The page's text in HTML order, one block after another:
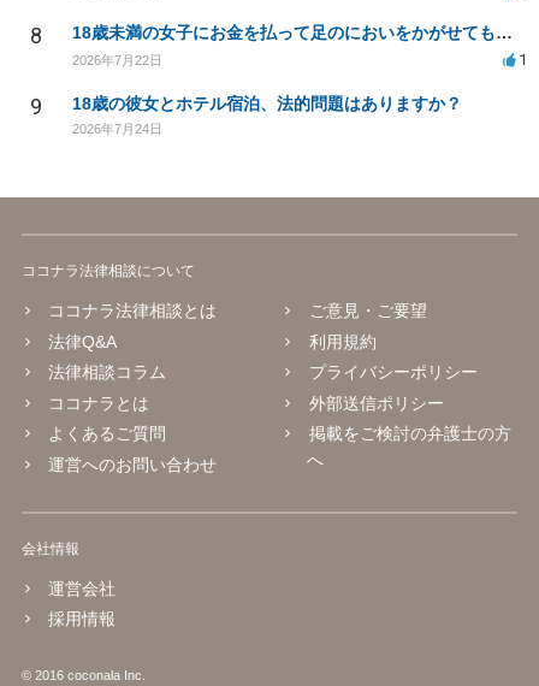
8 18歳未満の女子にお金を払って足のにおいをかがせてもらう等の行為は違法ですか
2026年7月22日 1
9 18歳の彼女とホテル宿泊、法的問題はありますか？
2026年7月24日
ココナラ法律相談について
ココナラ法律相談とは
法律Q&A
法律相談コラム
ココナラとは
よくあるご質問
運営へのお問い合わせ
ご意見・ご要望
利用規約
プライバシーポリシー
外部送信ポリシー
掲載をご検討の弁護士の方
へ
会社情報
運営会社
採用情報
© 2016 coconala Inc.